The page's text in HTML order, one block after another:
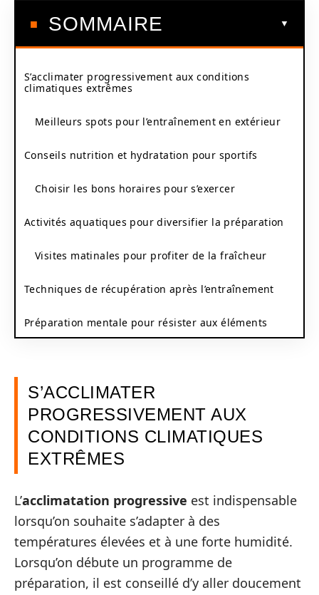
SOMMAIRE
S’acclimater progressivement aux conditions
climatiques extrêmes
Meilleurs spots pour l’entraînement en extérieur
Conseils nutrition et hydratation pour sportifs
Choisir les bons horaires pour s’exercer
Activités aquatiques pour diversifier la préparation
Visites matinales pour profiter de la fraîcheur
Techniques de récupération après l’entraînement
Préparation mentale pour résister aux éléments
S’ACCLIMATER
PROGRESSIVEMENT AUX
CONDITIONS CLIMATIQUES
EXTRÊMES
L’acclimatation progressive est indispensable
lorsqu’on souhaite s’adapter à des
températures élevées et à une forte humidité.
Lorsqu’on débute un programme de
préparation, il est conseillé d’y aller doucement